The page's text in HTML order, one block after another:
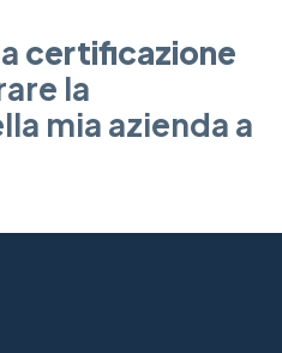
certificazione
la
mia azienda a